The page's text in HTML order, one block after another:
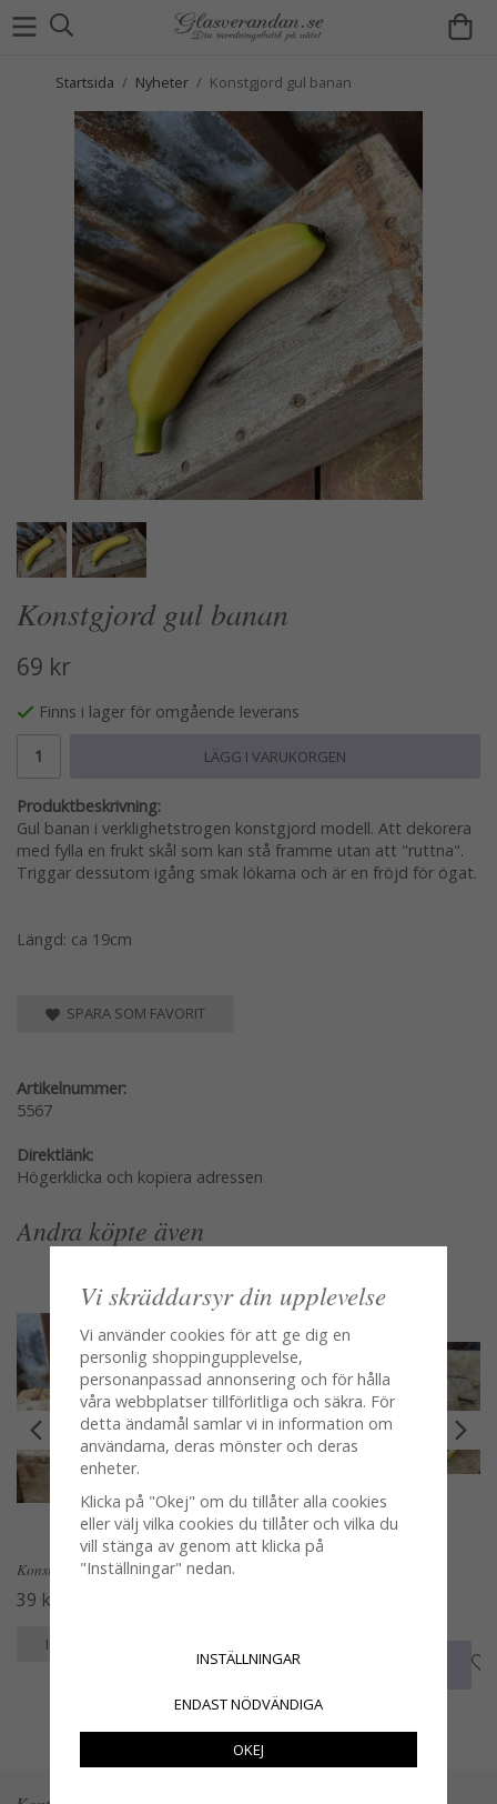
Startsida / Nyheter / Konstgjord gul banan
Konstgjord gul banan
69 kr
Finns i lager för omgående leverans
LÄGG I VARUKORGEN
Produktbeskrivning:
Gul banan i verklighetstrogen konstgjord modell. Att dekorera
med fylla en frukt skål som kan stå framme utan att "ruttna".
Triggar dessutom igång smak lökarna och är en fröjd för ögat.
Längd: ca 19cm
SPARA SOM FAVORIT
Artikelnummer:
5567
Direktlänk:
Högerklicka och kopiera adressen
Andra köpte även
Konstgjorda vindruvor i klase
39 kr
INFO
INFO
Vi skräddarsyr din upplevelse
Vi använder cookies för att ge dig en
personlig shoppingupplevelse,
personanpassad annonsering och för hålla
våra webbplatser tillförlitliga och säkra. För
detta ändamål samlar vi in information om
användarna, deras mönster och deras
enheter.
Klicka på "Okej" om du tillåter alla cookies
eller välj vilka cookies du tillåter och vilka du
vill stänga av genom att klicka på
"Inställningar" nedan.
INSTÄLLNINGAR
ENDAST NÖDVÄNDIGA
OKEJ